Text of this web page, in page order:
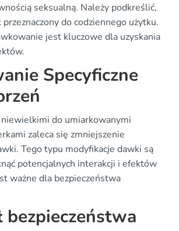
seksualną. Należy podkreślić,
do codziennego użytku.
jest kluczowe dla uzyskania
Specyficzne
do umiarkowanymi
zaleca się zmniejszenie
Tego typu modyfikacje dawki są
potencjalnych interakcji i efektów
ważne dla bezpieczeństwa
bezpieczeństwa